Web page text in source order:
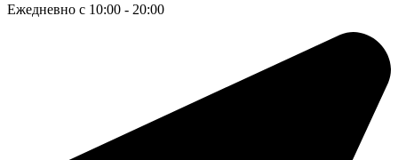
Ежедневно с 10:00 - 20:00